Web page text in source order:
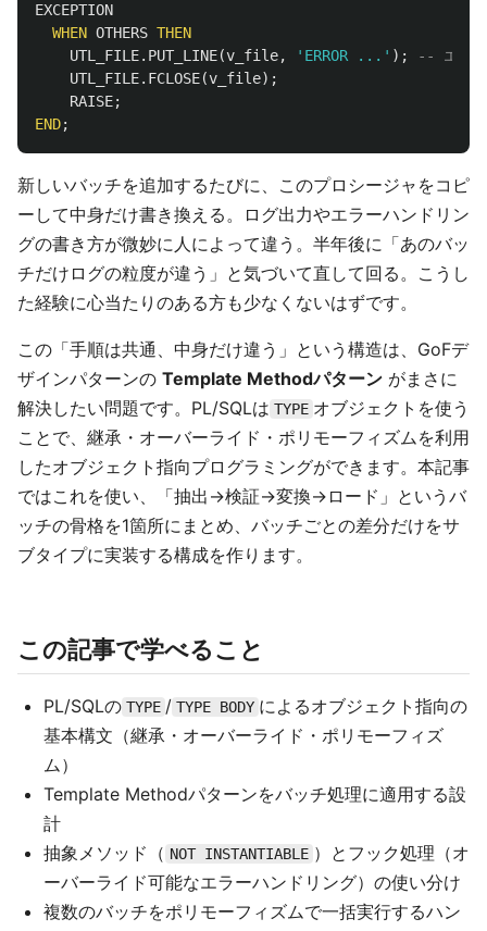
EXCEPTION
WHEN OTHERS THEN
UTL_FILE. PUT_LINE(v_file, 'ERROR ...' );
-- エラ
UTL_FILE. FCLOSE(v_file);
RAISE;
END;
新しいバッチを追加するたびに、このプロシージャをコピ
ーして中身だけ書き換える。ログ出力やエラーハンドリン
グの書き方が微妙に人によって違う。半年後に「あのバッ
チだけログの粒度が違う」と気づいて直して回る。こうし
た経験に心当たりのある方も少なくないはずです。
この「手順は共通、中身だけ違う」という構造は、GoFデ
ザインパターンの Template Methodパターン がまさに
解決したい問題です。PL/SQLは TYPE オブジェクトを使う
ことで、継承・オーバーライド・ポリモーフィズムを利用
したオブジェクト指向プログラミングができます。本記事
ではこれを使い、「抽出→検証→変換→ロード」というバ
ッチの骨格を1箇所にまとめ、バッチごとの差分だけをサ
ブタイプに実装する構成を作ります。
この記事で学べること
PL/SQLの TYPE / TYPE BODY によるオブジェクト指向の
基本構文（継承・オーバーライド・ポリモーフィズ
ム）
Template Methodパターンをバッチ処理に適用する設
計
抽象メソッド（ NOT INSTANTIABLE ）とフック処理（オ
ーバーライド可能なエラーハンドリング）の使い分け
複数のバッチをポリモーフィズムで一括実行するハン